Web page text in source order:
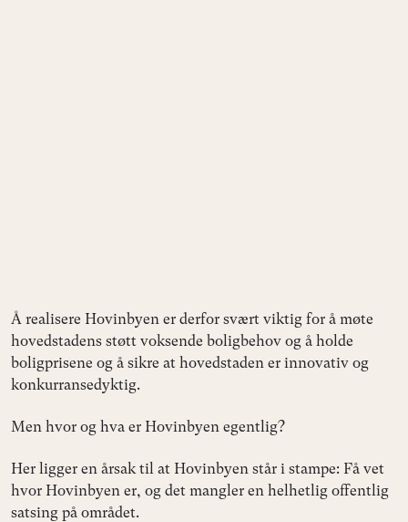
Å realisere Hovinbyen er derfor svært viktig for å møte
hovedstadens støtt voksende boligbehov og å holde
boligprisene og å sikre at hovedstaden er innovativ og
konkurransedyktig.
Men hvor og hva er Hovinbyen egentlig?
Her ligger en årsak til at Hovinbyen står i stampe: Få vet
hvor Hovinbyen er, og det mangler en helhetlig offentlig
satsing på området.